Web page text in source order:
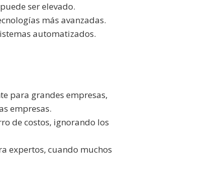
ser elevado.
más avanzadas.
automatizados.
para grandes empresas,
empresas.
de costos, ignorando los
expertos, cuando muchos